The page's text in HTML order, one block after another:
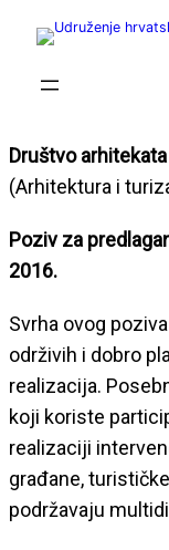
Društvo
(Arhitektura i
Poziv za
2016.
Svrha ovog
održivih i dobro
realizacija.
koji koriste
realizaciji
građane,
podržavaju